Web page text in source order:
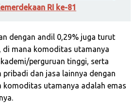
RI ke-81
dengan andil 0,29% juga turut
di mana komoditas utamanya
perguruan tinggi, serta
pribadi dan jasa lainnya dengan
komoditas utamanya adalah emas